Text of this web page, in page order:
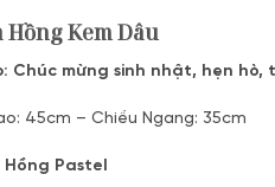
Hồng Kem Dâu
Chúc mừng sinh nhật, hẹn hò,
45cm – Chiều Ngang: 35cm
Hồng Pastel